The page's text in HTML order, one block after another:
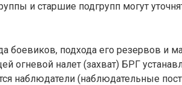
и старшие подгрупп могут
боевиков, подхода его резервов и
огневой налет (захват) БРГ
наблюдатели (наблю­дательные